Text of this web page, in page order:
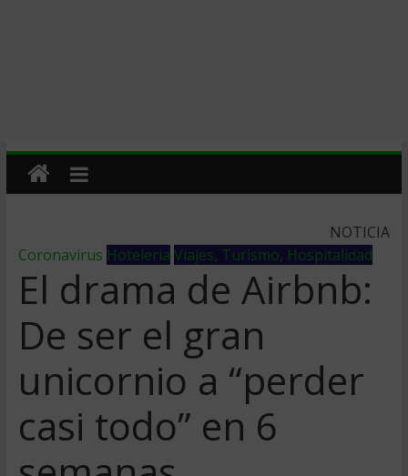
NOTICIA
Coronavirus Hoteleria Viajes, Turismo, Hospitalidad
El drama de Airbnb:
De ser el gran
unicornio a “perder
casi todo” en 6